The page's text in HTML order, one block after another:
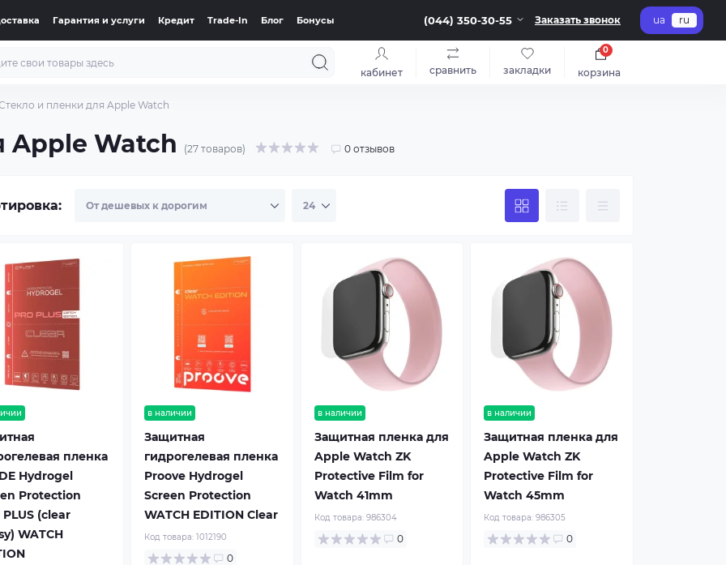
Гарантия и услуги Кредит Trade-In Блог Бонусы (044) 350-30-55 Заказать звонок ua ru
кабинет сравнить закладки корзина
0
и пленки для Apple Watch
Apple Watch (27 товаров) 0 отзывов
пленка
Hydrogel
Protection
PLUS (clear
WATCH
в наличии
Защитная
гидрогелевая пленка
Proove Hydrogel
Screen Protection
WATCH EDITION Clear
Код товара: 1012190
0
в наличии
Защитная пленка для
Apple Watch ZK
Protective Film for
Watch 41mm
Код товара: 986304
0
в наличии
Защитная пленка для
Apple Watch ZK
Protective Film for
Watch 45mm
Код товара:986305
0